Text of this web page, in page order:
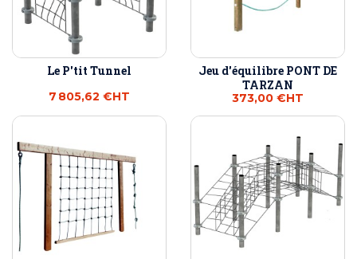
Le P'tit Tunnel
7 805,62 €HT
Jeu d'équilibre PONT DE
TARZAN
373,00 €HT